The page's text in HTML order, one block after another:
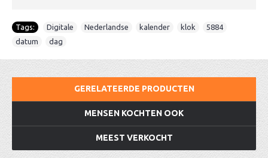
Tags: Digitale Nederlandse kalender klok 5884
datum
dag
GERELATEERDE PRODUCTEN
MENSEN KOCHTEN OOK
MEEST VERKOCHT